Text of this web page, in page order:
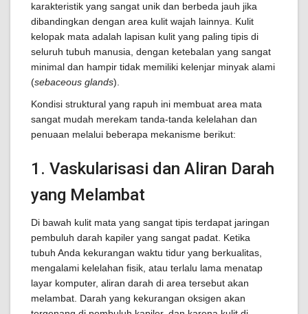
karakteristik yang sangat unik dan berbeda jauh jika
dibandingkan dengan area kulit wajah lainnya. Kulit
kelopak mata adalah lapisan kulit yang paling tipis di
seluruh tubuh manusia, dengan ketebalan yang sangat
minimal dan hampir tidak memiliki kelenjar minyak alami
(sebaceous glands).
Kondisi struktural yang rapuh ini membuat area mata
sangat mudah merekam tanda-tanda kelelahan dan
penuaan melalui beberapa mekanisme berikut:
1. Vaskularisasi dan Aliran Darah
yang Melambat
Di bawah kulit mata yang sangat tipis terdapat jaringan
pembuluh darah kapiler yang sangat padat. Ketika
tubuh Anda kekurangan waktu tidur yang berkualitas,
mengalami kelelahan fisik, atau terlalu lama menatap
layar komputer, aliran darah di area tersebut akan
melambat. Darah yang kekurangan oksigen akan